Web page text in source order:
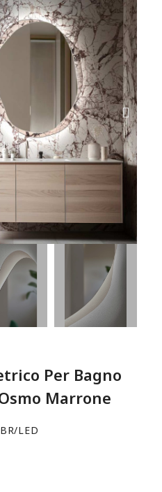
Per Bagno
Marrone
LED